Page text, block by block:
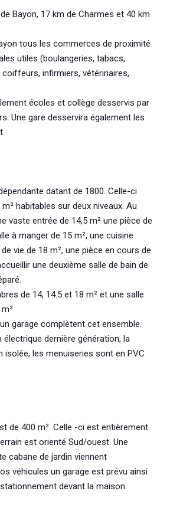
Bayon, 17 km de Charmes et 40 km
tous les commerces de proximité
utiles (boulangeries, tabacs,
infirmiers, vétérinaires,
écoles et collège desservis par
Une gare desservira également les
datant de 1800. Celle-ci
habitables sur deux niveaux. Au
vaste entrée de 14,5 m² une pièce de
à manger de 15 m², une cuisine
vie de 18 m², une pièce en cours de
une deuxième salle de bain de
de 14, 14.5 et 18 m² et une salle
garage complètent cet ensemble.
dernière génération, la
isolée, les menuiseries sont en PVC
de 400 m². Celle -ci est entièrement
est orienté Sud/ouest. Une
cabane de jardin viennent
véhicules un garage est prévu ainsi
devant la maison.